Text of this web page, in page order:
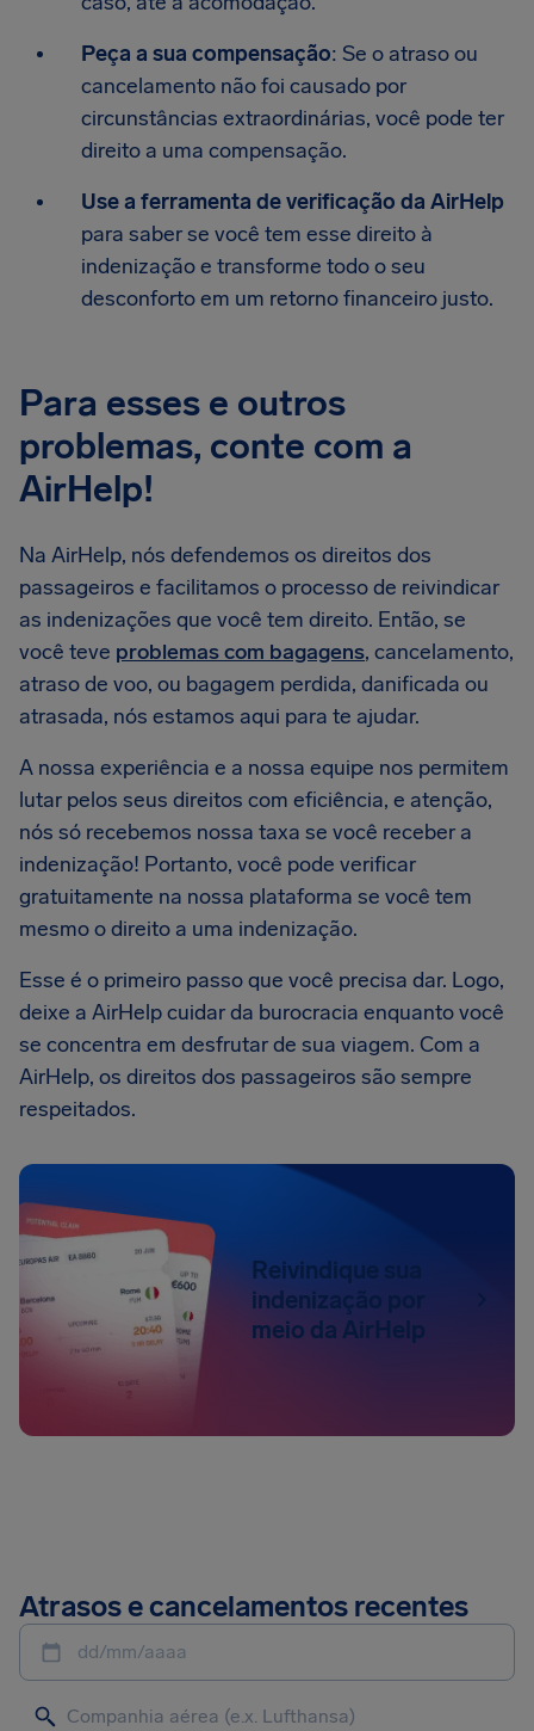
Peça a sua compensação: Se o atraso ou
cancelamento não foi causado por
circunstâncias extraordinárias, você pode ter
direito a uma compensação.
Use a ferramenta de verificação da AirHelp
para saber se você tem esse direito à
indenização e transforme todo o seu
desconforto em um retorno financeiro justo.
Para esses e outros
problemas, conte com a
AirHelp!
Na AirHelp, nós defendemos os direitos dos
passageiros e facilitamos o processo de reivindicar
as indenizações que você tem direito. Então, se
você teve problemas com bagagens, cancelamento,
atraso de voo, ou bagagem perdida, danificada ou
atrasada, nós estamos aqui para te ajudar.
A nossa experiência e a nossa equipe nos permitem
lutar pelos seus direitos com eficiência, e atenção,
nós só recebemos nossa taxa se você receber a
indenização! Portanto, você pode verificar
gratuitamente na nossa plataforma se você tem
mesmo o direito a uma indenização.
Esse é o primeiro passo que você precisa dar. Logo,
deixe a AirHelp cuidar da burocracia enquanto você
se concentra em desfrutar de sua viagem. Com a
AirHelp, os direitos dos passageiros são sempre
respeitados.
Reivindique sua
indenização por
meio da AirHelp
Atrasos e cancelamentos recentes
dd/mm/aaaa